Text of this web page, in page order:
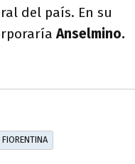
del país. En su
Anselmino.
FIORENTINA